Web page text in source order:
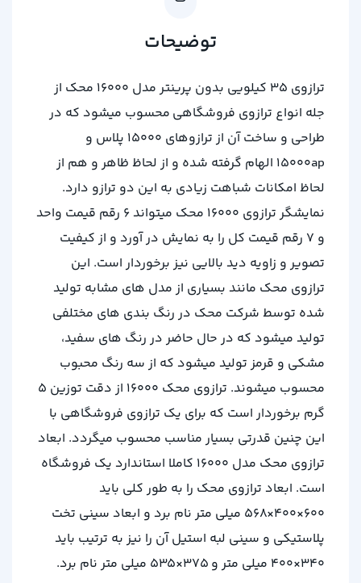
توضیحات
ترازوی 35 کیلویی بدون پرینتر مدل 16000 محک از
جله انواع ترازوی فروشگاهی محسوب میشود که در
طراحی و ساخت آن از ترازوهای 15000 پلاس و
15000ap الهام گرفته شده و از لحاظ ظاهر و هم از
لحاظ امکانات شباهت زیادی به این دو ترازو دارد.
نمایشگر ترازوی 16000 محک میتواند 6 رقم قیمت واحد
و 7 رقم قیمت کل را به نمایش در آورد و از کیفیت
تصویر و زاویه دید بالایی نیز برخوردار است. این
ترازوی محک مانند بسیاری از مدل های مشابه تولید
شده توسط شرکت محک در رنگ بندی های مختلفی
تولید میشود که در حال حاضر در رنگ های سفید،
مشکی و قرمز تولید میشود که از سه رنگ محبوب
محسوب میشوند. ترازوی محک 16000 از دقت توزین 5
گرم برخوردار است که برای یک ترازوی فروشگاهی با
این چنین قدرتی بسیار مناسب محسوب میگردد. ابعاد
ترازوی محک مدل 16000 کاملا استاندارد یک فروشگاه
است. ابعاد ترازوی محک را به طور کلی باید
600×400×568 میلی متر نام برد و ابعاد سینی تخت
پلاستیکی و سینی لبه استیل آن را نیز به ترتیب باید
340×400 میلی متر و 375×535 میلی متر نام برد.